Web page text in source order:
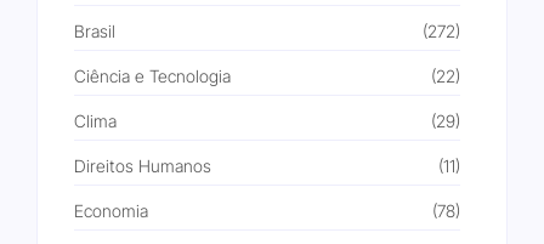
Brasil (272)
Ciência e Tecnologia (22)
Clima (29)
Direitos Humanos (11)
Economia (78)